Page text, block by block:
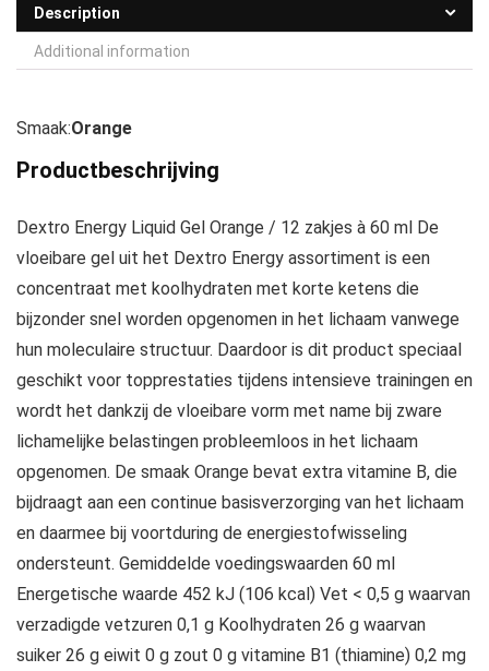
Description
Additional information
Smaak:Orange
Productbeschrijving
Dextro Energy Liquid Gel Orange / 12 zakjes à 60 ml De
vloeibare gel uit het Dextro Energy assortiment is een
concentraat met koolhydraten met korte ketens die
bijzonder snel worden opgenomen in het lichaam vanwege
hun moleculaire structuur. Daardoor is dit product speciaal
geschikt voor topprestaties tijdens intensieve trainingen en
wordt het dankzij de vloeibare vorm met name bij zware
lichamelijke belastingen probleemloos in het lichaam
opgenomen. De smaak Orange bevat extra vitamine B, die
bijdraagt aan een continue basisverzorging van het lichaam
en daarmee bij voortduring de energiestofwisseling
ondersteunt. Gemiddelde voedingswaarden 60 ml
Energetische waarde 452 kJ (106 kcal) Vet < 0,5 g waarvan
verzadigde vetzuren 0,1 g Koolhydraten 26 g waarvan
suiker 26 g eiwit 0 g zout 0 g vitamine B1 (thiamine) 0,2 mg